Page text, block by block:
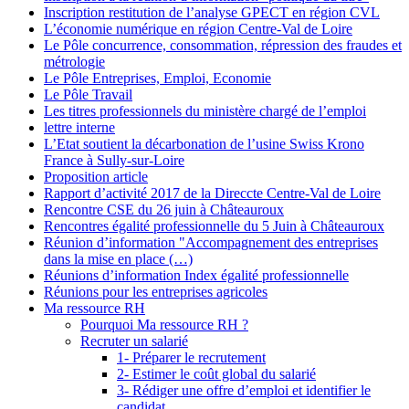
Inscription restitution de l’analyse GPECT en région CVL
L’économie numérique en région Centre-Val de Loire
Le Pôle concurrence, consommation, répression des fraudes et
métrologie
Le Pôle Entreprises, Emploi, Economie
Le Pôle Travail
Les titres professionnels du ministère chargé de l’emploi
lettre interne
L’Etat soutient la décarbonation de l’usine Swiss Krono
France à Sully-sur-Loire
Proposition article
Rapport d’activité 2017 de la Direccte Centre-Val de Loire
Rencontre CSE du 26 juin à Châteauroux
Rencontres égalité professionnelle du 5 Juin à Châteauroux
Réunion d’information "Accompagnement des entreprises
dans la mise en place (…)
Réunions d’information Index égalité professionnelle
Réunions pour les entreprises agricoles
Ma ressource RH
Pourquoi Ma ressource RH ?
Recruter un salarié
1- Préparer le recrutement
2- Estimer le coût global du salarié
3- Rédiger une offre d’emploi et identifier le